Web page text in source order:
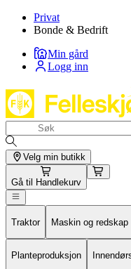
Privat
Bonde & Bedrift
Min gård
Logg inn
Velg min butikk
Gå til Handlekurv
Traktor Maskin og redskap
Planteproduksjon